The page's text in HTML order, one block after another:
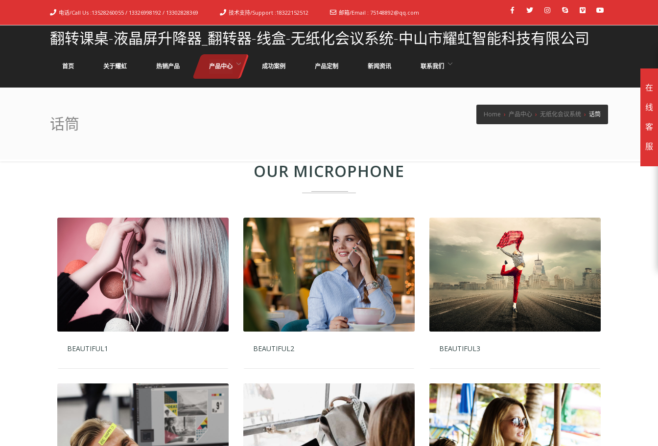
电话/Call Us :13528260055 / 13326998192 / 13302828369 技术支持/Support :18322152512 邮箱/Email : 75148892@qq.com
翻转课桌-液晶屏升降器_翻转器-线盒-无纸化会议系统-中山市耀虹智能科技有限公司
首页 关于耀虹 热销产品 产品中心 成功案例 产品定制 新闻资讯 联系我们
话筒
Home › 产品中心 › 无纸化会议系统 › 话筒
OUR MICROPHONE
BEAUTIFUL1 BEAUTIFUL2 BEAUTIFUL3
在
线
客
服